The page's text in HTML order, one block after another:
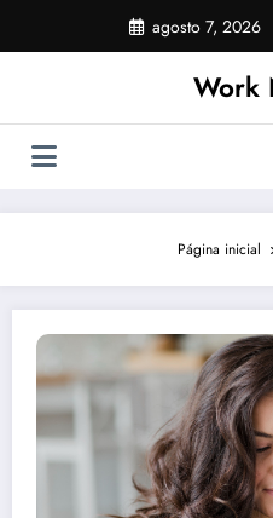
o
agosto 7, 2026
Work
Página inicial